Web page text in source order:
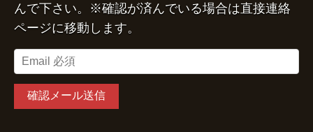
んで下さい。※確認が済んでいる場合は直接連絡
ページに移動します。